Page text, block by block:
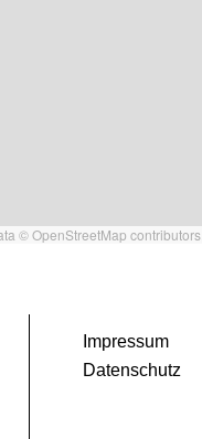
©OpenStreetMap contributors,
Impressum
Datenschutz